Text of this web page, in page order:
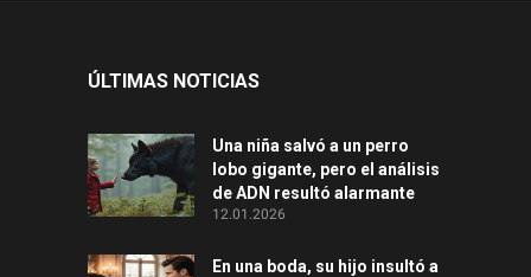
ÚLTIMAS NOTICIAS
Una niña salvó a un perro
lobo gigante, pero el análisis
de ADN resultó alarmante
12.01.2026
En una boda, su hijo insultó a